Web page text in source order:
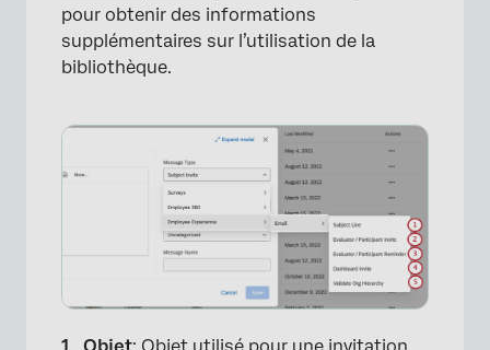
pour obtenir des informations
supplémentaires sur l’utilisation de la
bibliothèque.